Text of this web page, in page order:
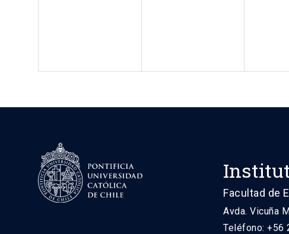
Facultad de
Avda. Vicuña
Teléfono: +56